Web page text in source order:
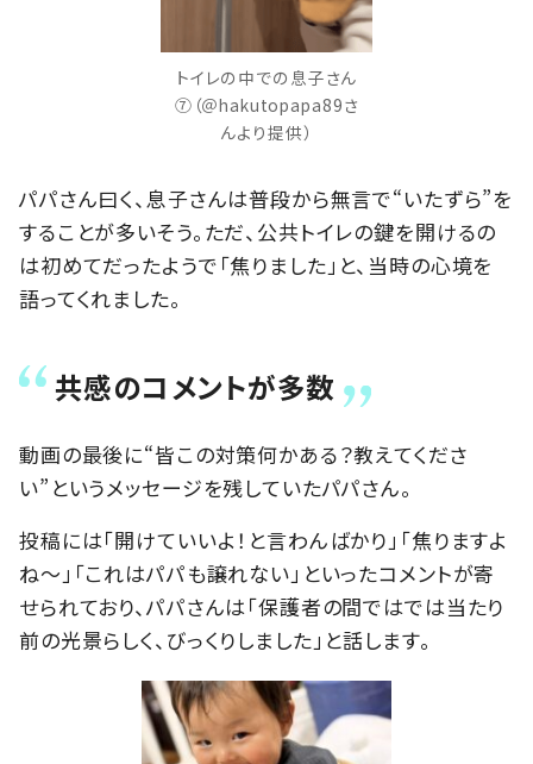
トイレの中での息子さん
⑦（＠hakutopapa89さ
んより提供）
パパさん曰く、息子さんは普段から無言で“いたずら”を
することが多いそう。ただ、公共トイレの鍵を開けるの
は初めてだったようで「焦りました」と、当時の心境を
語ってくれました。
共感のコメントが多数
動画の最後に“皆この対策何かある？教えてくださ
い”というメッセージを残していたパパさん。
投稿には「開けていいよ！と言わんばかり」「焦りますよ
ね〜」「これはパパも譲れない」といったコメントが寄
せられており、パパさんは「保護者の間ではでは当たり
前の光景らしく、びっくりしました」と話します。